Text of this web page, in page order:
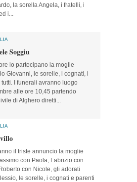
la sorella Angela, i fratelli, i
i...
Soggiu
lo partecipano la moglie
Giovanni, le sorelle, i cognati, i
I funerali avranno luogo
alle ore 10,45 partendo
di Alghero diretti...
il triste annuncio la moglie
con Paola, Fabrizio con
con Nicole, gli adorati
le sorelle, i cognati e parenti